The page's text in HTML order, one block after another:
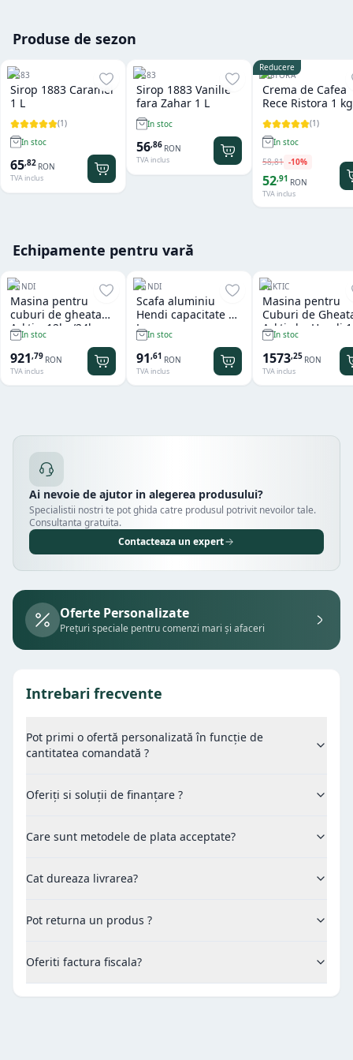
Produse de sezon
1883
Sirop 1883 Caramel
1 L
(1)
In stoc
65,82 RON
TVA inclus
1883
Sirop 1883 Vanilie
fara Zahar 1 L
In stoc
56,86 RON
TVA inclus
Reducere
RISTORA
Crema de Cafea
Rece Ristora 1 kg
(1)
In stoc
58,81 -10%
52,91 RON
TVA inclus
Echipamente pentru vară
HENDI
Masina pentru
cuburi de gheata
Arktic, 12kg/24h
In stoc
921,79 RON
TVA inclus
HENDI
Scafa aluminiu
Hendi capacitate 2
L In stoc
91,61 RON
TVA inclus
ARKTIC
Masina pentru
Cuburi de
Arktic by Hendi
kgIn stoc
1573,25 RON
TVA inclus
Ai nevoie de ajutor in alegerea produsului?
Specialistii nostri te pot ghida catre produsul potrivit nevoilor tale.
Consultanta gratuita.
Contacteaza un expert
Oferte Personalizate
Prețuri speciale pentru comenzi mari și afaceri
Intrebari frecvente
Pot primi o ofertă personalizată în funcție de
cantitatea comandată ?
Oferiți si soluții de finanțare ?
Care sunt metodele de plata acceptate?
Cat dureaza livrarea?
Pot returna un produs ?
Oferiti factura fiscala?